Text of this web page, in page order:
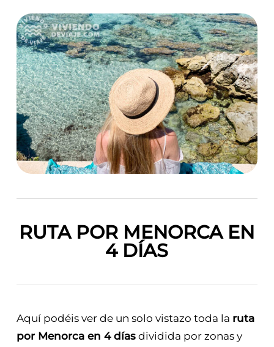
RUTA POR MENORCA EN
4 DÍAS
Aquí podéis ver de un solo vistazo toda la ruta
por Menorca en 4 díasdividida por zonas y